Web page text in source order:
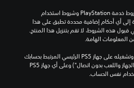
المعلومات الهامة.
نفس الحساب.